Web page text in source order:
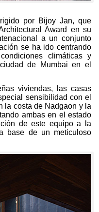
por Bijoy Jan,que
Award en su
a un conjunto
se ha ido centrando
climáticas y
de Mumbai en el
viviendas,
las casas
sensibilidad con el
la costa de Nadgaon y la
ambas en el estado
de este equipo a la
base de un meticuloso